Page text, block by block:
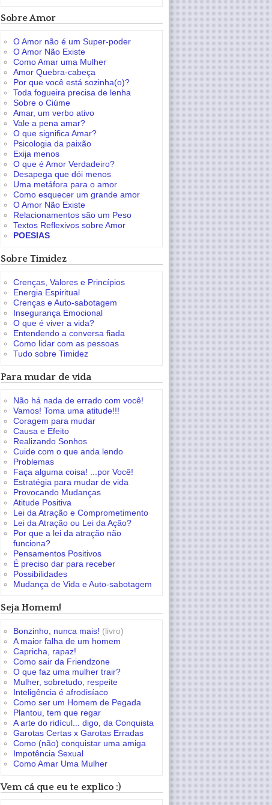
Sobre Amor
O Amor não é um Super-poder
O Amor Não Existe
Como Amar uma Mulher
Amor Quebra-cabeça
Por que você está sozinha(o)?
Toda fogueira precisa de lenha
Sobre o Ciúme
Amar, um verbo ativo
Vale a pena amar?
O que significa Amar?
Psicologia da paixão
Exija menos
O que é Amor Verdadeiro?
Desapega que dói menos
Uma metáfora para o amor
Como esquecer um grande amor
O Amor Não Existe
Relacionamentos são um Peso
Textos Reflexivos sobre Amor
POESIAS
Sobre Timidez
Crenças, Valores e Princípios
Energia Espiritual
Crenças e Auto-sabotagem
Insegurança Emocional
O que é viver a vida?
Entendendo a conversa fiada
Como lidar com as pessoas
Tudo sobre Timidez
Para mudar de vida
Não há nada de errado com você!
Vamos! Toma uma atitude!!!
Coragem para mudar
Causa e Efeito
Realizando Sonhos
Cuide com o que anda lendo
Problemas
Faça alguma coisa! ...por Você!
Estratégia para mudar de vida
Provocando Mudanças
Atitude Positiva
Lei da Atração e Comprometimento
Lei da Atração ou Lei da Ação?
Por que a lei da atração não
funciona?
Pensamentos Positivos
É preciso dar para receber
Possibilidades
Mudança de Vida e Auto-sabotagem
Seja Homem!
Bonzinho, nunca mais! (livro)
A maior falha de um homem
Capricha, rapaz!
Como sair da Friendzone
O que faz uma mulher trair?
Mulher, sobretudo, respeite
Inteligência é afrodisíaco
Como ser um Homem de Pegada
Plantou, tem que regar
A arte do ridícul... digo, da Conquista
Garotas Certas x Garotas Erradas
Como (não) conquistar uma amiga
Impotência Sexual
Como Amar Uma Mulher
Vem cá que eu te explico :)